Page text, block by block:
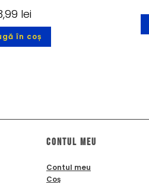
lei
în coș
Contul meu
Contul meu
Coş